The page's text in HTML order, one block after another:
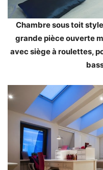
Chambre sous toit
grande pièce ouverte
avec siège à roulettes,